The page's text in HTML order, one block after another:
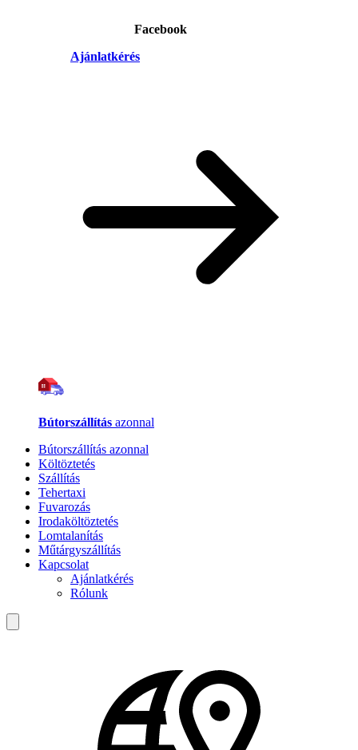
Facebook
Ajánlatkérés
Bútorszállítás azonnal
Bútorszállítás azonnal
Költöztetés
Szállítás
Tehertaxi
Fuvarozás
Irodaköltöztetés
Lomtalanítás
Műtárgyszállítás
Kapcsolat
Ajánlatkérés
Rólunk